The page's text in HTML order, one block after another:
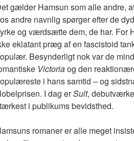
gælder Hamsun som alle andre,
andre navnlig spørger efter de
og værdsætte dem, de har. For
eklatant præg af en fascistoid
Besynderligt nok var de
Victoriaog den
i hans samtid – og
I dag erSult,
i publikums bevidsthed.
romaner er alle meget